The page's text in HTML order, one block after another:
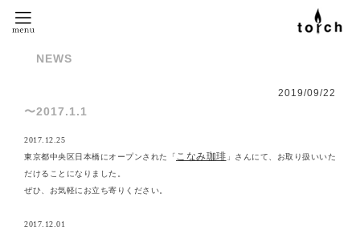
NEWS
2019/09/22
〜2017.1.1
2017.12.25
東京都中央区日本橋にオープンされた「こなみ珈琲 」さんにて、お取り扱いいた
だけることになりました。
ぜひ、お気軽にお立ち寄りください。
2017.12.01